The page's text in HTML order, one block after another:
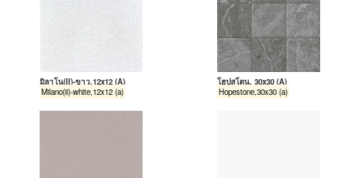
มิลาโน(II)-ขาว,12x12 (A)
Milano(ii)-white,12x12 (a)
โฮปสโตน, 30x30 (A)
Hopestone,30x30 (a)